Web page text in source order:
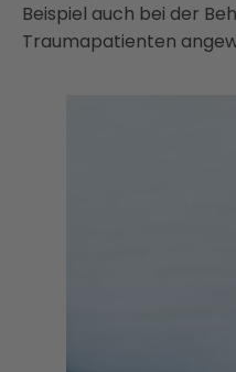
Beispiel auch bei der
Traumapatienten